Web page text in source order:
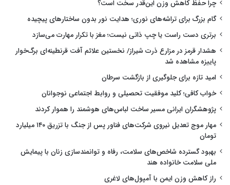
چرا حفظ کاهش وزن این‌قدر سخت است؟
گام بزرگ برای تراشه‌های نوری؛ هدایت نور بدون ساختارهای پیچیده
برتری دست راست یا چپ ذاتی نیست؛ مغز با تکرار مهارت می‌سازد
هشدار قرمز در مزارع ذرت شیراز/ نخستین علائم آفت قرنطینه‌ای برگ‌خوار
پاییزه مشاهده شد
امید تازه برای جلوگیری از بازگشت سرطان
خواب کافی؛ کلید موفقیت تحصیلی و روابط اجتماعی نوجوانان
پژوهشگران ایرانی مسیر ساخت لباس‌های هوشمند را هموار کردند
مهار موج تعدیل نیروی شرکت‌های فناور پس از جنگ با تزریق ۱۴۰ میلیارد
تومان
بهبود گسترده شاخص‌های سلامت، رفاه و توانمندسازی زنان با پیمایش
ملی سلامت خانواده هند
راز کاهش وزن ایمن با آمپول‌های لاغری